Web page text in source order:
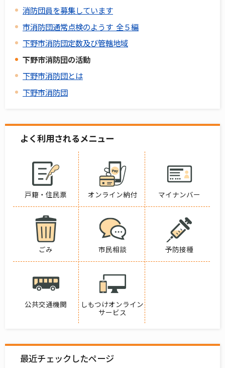
消防団員を募集しています
市消防団通常点検のようす 全５編
下野市消防団定数及び管轄地域
下野市消防団の活動
下野市消防団とは
下野市消防団
よく利用されるメニュー
戸籍・住民票 オンライン納付 マイナンバー
ごみ 市民相談 予防接種
公共交通機関
しもつけオンライン
サービス
最近チェックしたページ